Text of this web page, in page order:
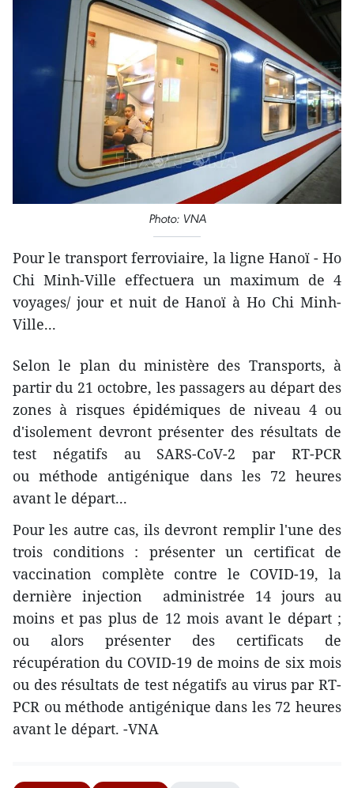
Photo: VNA
Pour le transport ferroviaire, la ligne Hanoï - Ho
Chi Minh-Ville effectuera un maximum de 4
voyages/ jour et nuit de Hanoï à Ho Chi Minh-
Ville...
Selon le plan du ministère des Transports, à
partir du 21 octobre, les passagers au départ des
zones à risques épidémiques de niveau 4 ou
d'isolement devront présenter des résultats de
test négatifs au SARS-CoV-2 par RT-PCR
ou méthode antigénique dans les 72 heures
avant le départ...
Pour les autre cas, ils devront remplir l'une des
trois conditions : présenter un certificat de
vaccination complète contre le COVID-19, la
dernière injection administrée 14 jours au
moins et pas plus de 12 mois avant le départ ;
ou alors présenter des certificats de
récupération du COVID-19 de moins de six mois
ou des résultats de test négatifs au virus par RT-
PCR ou méthode antigénique dans les 72 heures
avant le départ. -VNA